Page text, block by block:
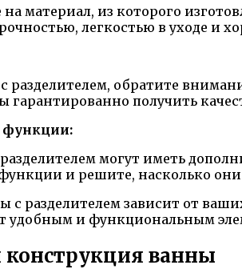
материал, из которого
легкостью в уходе и
обратите
гарантированно получить
функции:
могут иметь
и решите, насколько
с разделителем зависит от
удобным и функциональным
ванны